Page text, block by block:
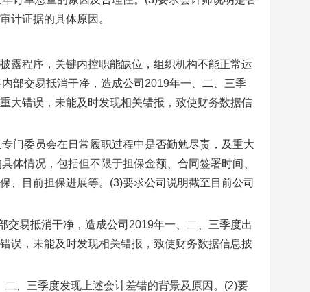
计证据的具体原因。
露程序，关键内控职能缺位，组织机构不能正常运
部交易抵消干净，造成公司2019年一、二、三季
大错误，未能及时发现相关错报，致使财务数据信
门委员会在日常履职过程中是否勤勉尽责，及重大
体情况，包括但不限于担保金额、合同签署时间、
、目前担保进展等。(3)要求公司说明截至目前公司
易抵消干净，造成公司2019年一、二、三季度出
误，未能及时发现相关错报，致使财务数据信息披
、三季度发现上述会计差错的背景及原因。(2)要